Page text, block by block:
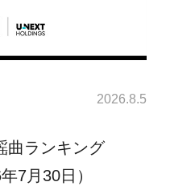
2026.8.5
曲ランキング
7月30日）